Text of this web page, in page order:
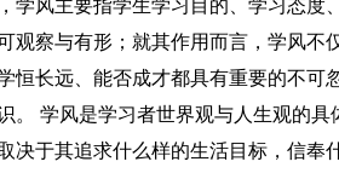
学风主要指学生学习目的、学习态度
观察与有形；就其作用而言，学风不
恒长远、能否成才都具有重要的不可
。 学风是学习者世界观与人生观的
决于其追求什么样的生活目标，信奉